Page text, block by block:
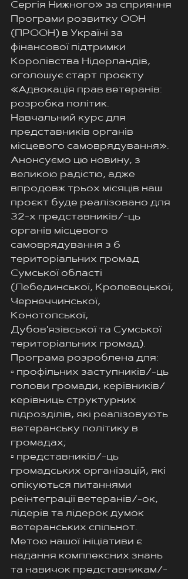
Сергія Нижного» за сприяння
Програми розвитку ООН
(ПРООН) в Україні за
фінансової підтримки
Королівства Нідерландів,
оголошує старт проєкту
«Адвокація прав ветеранів:
розробка політик.
Навчальний курс для
представників органів
місцевого самоврядування».
Анонсуємо цю новину, з
великою радістю, адже
впродовж трьох місяців наш
проєкт буде реалізовано для
32-х представників/-ць
органів місцевого
самоврядування з 6
територіальних громад
Сумської області
(Лебединської, Кролевецької,
Чернеччинської,
Конотопської,
Дубов'язівської та Сумської
територіальних громад).
Програма розроблена для:
▫️ профільних заступників/-ць
голови громади, керівників/
керівниць структурних
підрозділів, які реалізовують
ветеранську політику в
громадах;
▫️ представників/-ць
громадських організацій, які
опікуються питаннями
реінтеграції ветеранів/-ок,
лідерів та лідерок думок
ветеранських спільнот.
Метою нашої ініціативи є
надання комплексних знань
та навичок представникам/-